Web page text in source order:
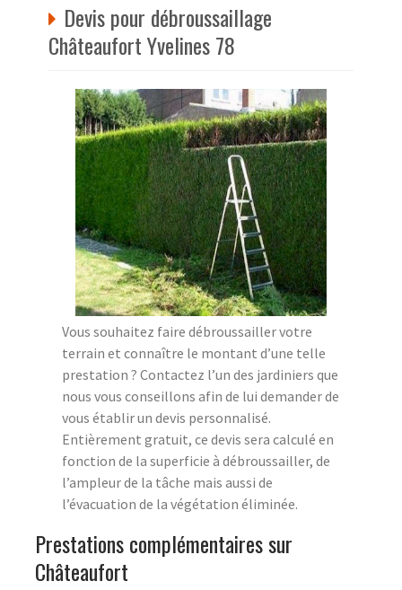
Devis pour débroussaillage
Châteaufort Yvelines 78
Vous souhaitez faire débroussailler votre
terrain et connaître le montant d’une telle
prestation ? Contactez l’un des jardiniers que
nous vous conseillons afin de lui demander de
vous établir un devis personnalisé.
Entièrement gratuit, ce devis sera calculé en
fonction de la superficie à débroussailler, de
l’ampleur de la tâche mais aussi de
l’évacuation de la végétation éliminée.
Prestations complémentaires sur
Châteaufort